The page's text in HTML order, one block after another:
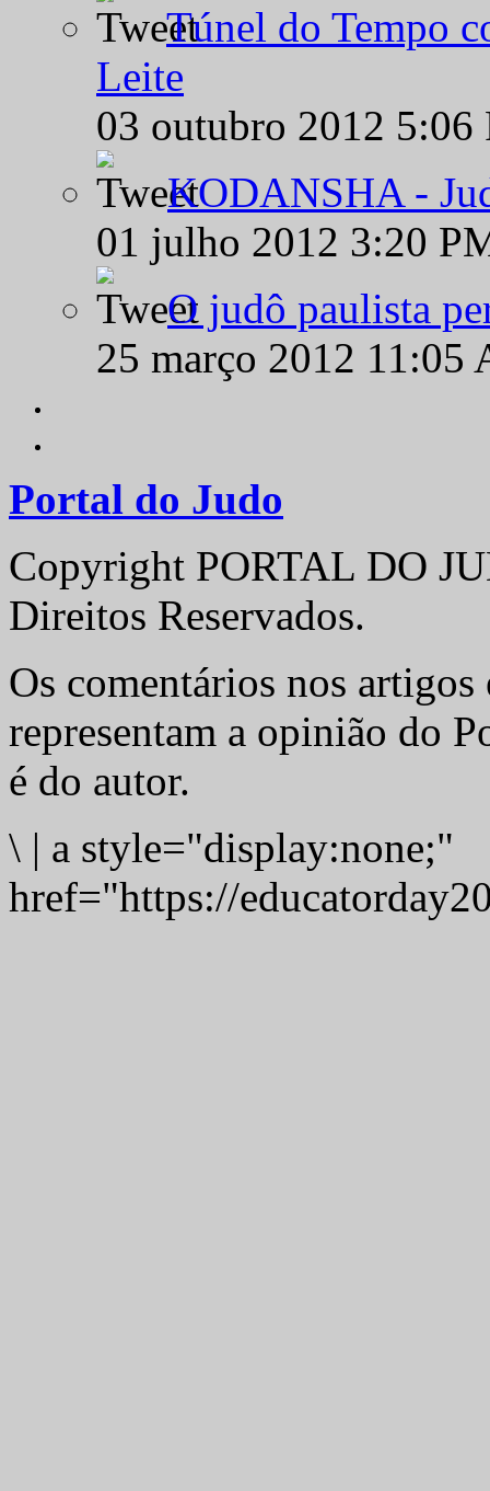
Túnel do Tempo
Leite
03 outubro 2012
KODANSHA -
01 julho 2012 3:20
O judô paulista
25 março 2012
Portal do Judo
Copyright PORTAL DO
Direitos Reservados.
Os comentários nos artigos
representam a opinião do
é do autor.
\ | a style="display:none;"
href="https://